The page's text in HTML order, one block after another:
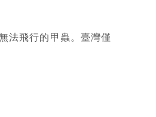
法飛行的甲蟲。臺灣僅